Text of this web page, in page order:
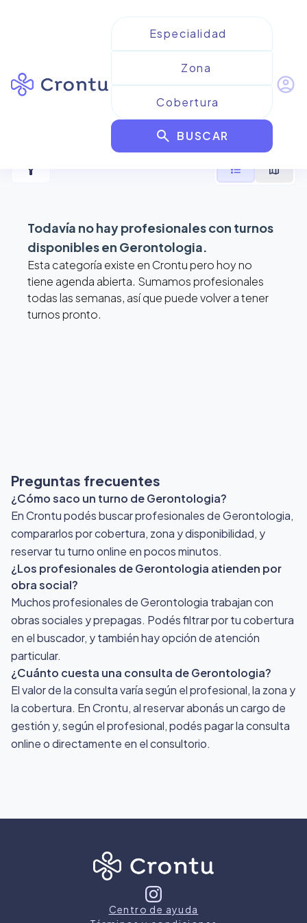
search BUSCAR
account_circle
Resultados para
Gerontologia
filter_alt format_list_bulleted map
Todavía no hay profesionales con turnos
disponibles en Gerontologia.
Esta categoría existe en Crontu pero hoy no
tiene agenda abierta. Sumamos profesionales
todas las semanas, así que puede volver a tener
turnos pronto.
Preguntas frecuentes
¿Cómo saco un turno de Gerontologia?
En Crontu podés buscar profesionales de Gerontologia,
compararlos por cobertura, zona y disponibilidad, y
reservar tu turno online en pocos minutos.
¿Los profesionales de Gerontologia atienden por
obra social?
Muchos profesionales de Gerontologia trabajan con
obras sociales y prepagas. Podés filtrar por tu cobertura
en el buscador, y también hay opción de atención
particular.
¿Cuánto cuesta una consulta de Gerontologia?
El valor de la consulta varía según el profesional, la zona y
la cobertura. En Crontu, al reservar abonás un cargo de
gestión y, según el profesional, podés pagar la consulta
online o directamente en el consultorio.
Centro de ayuda